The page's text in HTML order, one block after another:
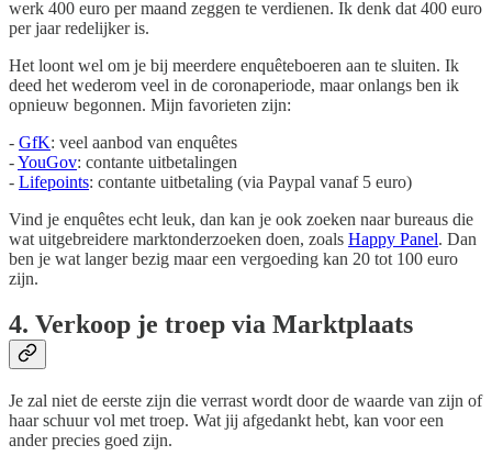
werk 400 euro per maand zeggen te verdienen. Ik denk dat 400 euro
per jaar redelijker is.
Het loont wel om je bij meerdere enquêteboeren aan te sluiten. Ik
deed het wederom veel in de coronaperiode, maar onlangs ben ik
opnieuw begonnen. Mijn favorieten zijn:
- GfK: veel aanbod van enquêtes
-YouGov: contante uitbetalingen
- Lifepoints: contante uitbetaling (via Paypal vanaf 5 euro)
Vind je enquêtes echt leuk, dan kan je ook zoeken naar bureaus die
wat uitgebreidere marktonderzoeken doen, zoals Happy Panel. Dan
ben je wat langer bezig maar een vergoeding kan 20 tot 100 euro
zijn.
4. Verkoop je troep via Marktplaats
Je zal niet de eerste zijn die verrast wordt door de waarde van zijn of
haar schuur vol met troep. Wat jij afgedankt hebt, kan voor een
ander precies goed zijn.